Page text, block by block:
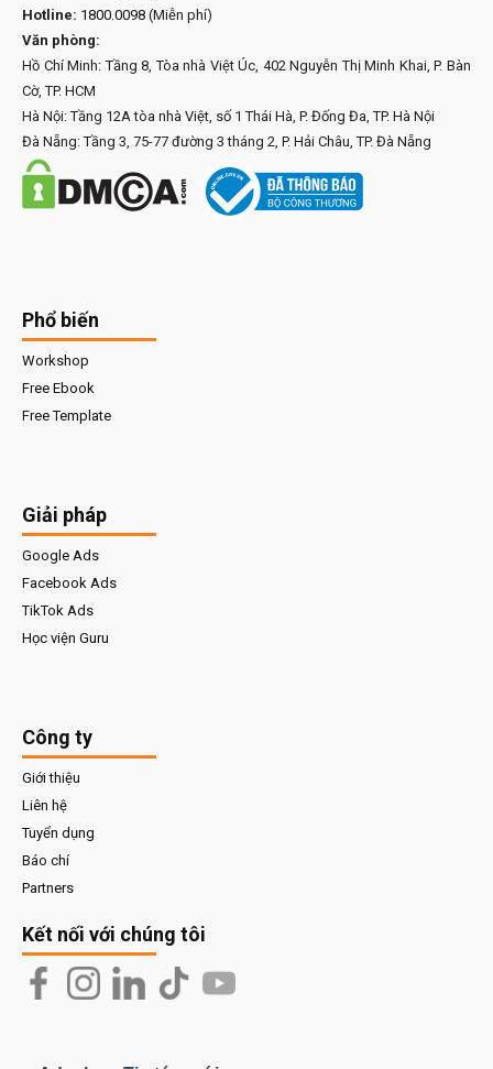
Hotline: 1800.0098 (Miễn phí)
Văn phòng:
Hồ Chí Minh: Tầng 8, Tòa nhà Việt Úc, 402 Nguyễn Thị Minh Khai, P. Bàn
Cờ, TP. HCM
Hà Nội: Tầng 12A tòa nhà Việt, số 1 Thái Hà, P. Đống Đa, TP. Hà Nội
Đà Nẵng: Tầng 3, 75-77 đường 3 tháng 2, P. Hải Châu, TP. Đà Nẵng
Phổ biến
Workshop
Free Ebook
Free Template
Giải pháp
Google Ads
Facebook Ads
TikTok Ads
Học viện Guru
Công ty
Giới thiệu
Liên hệ
Tuyển dụng
Báo chí
Partners
Kết nối với chúng tôi